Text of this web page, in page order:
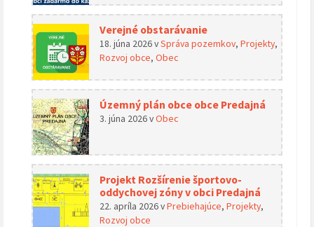
Verejné obstarávanie
18. júna 2026vSpráva pozemkov, Projekty,
Rozvoj obce, Obec
Územný plán obce obce Predajná
3. júna 2026vObec
Projekt Rozšírenie športovo-
oddychovej zóny v obci Predajná
22. apríla 2026vPrebiehajúce, Projekty,
Rozvoj obce